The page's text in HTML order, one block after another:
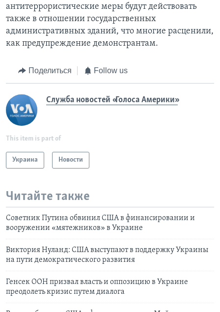
антитеррористические меры будут действовать
также в отношении государственных
административных зданий, что многие расценили,
как предупреждение демонстрантам. ​
Поделиться Follow us
Служба новостей «Голоса Америки»
This item is part of
Украина Новости
Читайте также
Советник Путина обвинил США в финансировании и
вооружении «мятежников» в Украине
Виктория Нуланд: США выступают в поддержку Украины
на пути демократического развития
Генсек ООН призвал власть и оппозицию в Украине
преодолеть кризис путем диалога